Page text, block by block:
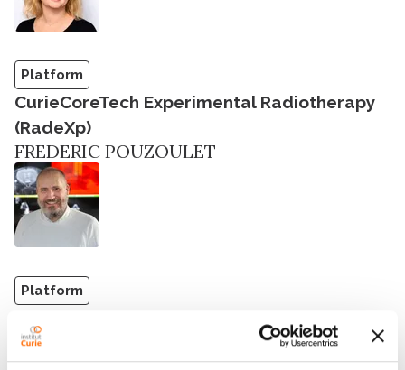
Platform
CurieCoreTech Experimental Radiotherapy
(RadeXp)
FREDERIC POUZOULET
Platform
CLOTILDE THERY
CORALIE GUERIN